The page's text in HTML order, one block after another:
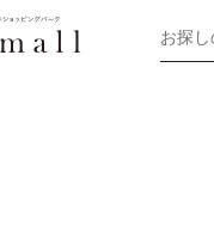
お探し